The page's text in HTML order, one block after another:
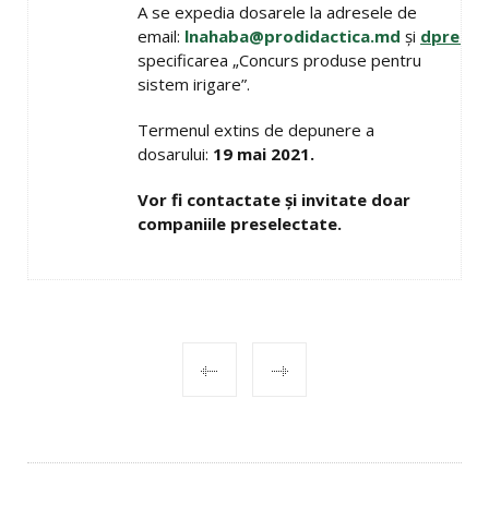
A se expedia dosarele la adresele de
email: lnahaba@prodidactica.md și
specificarea „Concurs produse pentru
sistem irigare”.
Termenul extins de depunere a
dosarului: 19 mai 2021.
Vor fi contactate şi invitate doar
companiile preselectate.
NAVIGATION